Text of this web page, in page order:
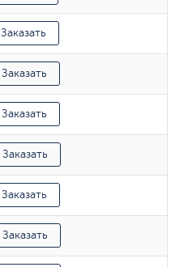
Заказать
Заказать
Заказать
Заказать
Заказать
Заказать